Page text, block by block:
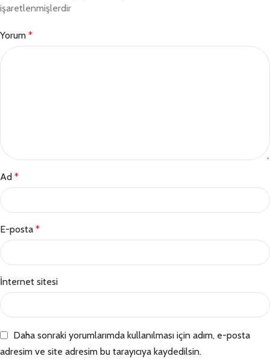
işaretlenmişlerdir
Yorum *
Ad *
E-posta *
İnternet sitesi
Daha sonraki yorumlarımda kullanılması için adım, e-posta
adresim ve site adresim bu tarayıcıya kaydedilsin.